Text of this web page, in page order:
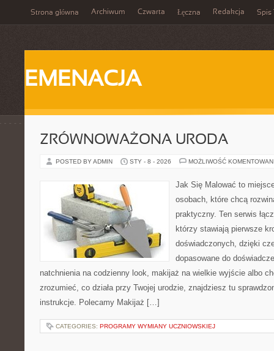
Strona główna Archiwum Czwarta Łęczna Redakcja Spis
EMENACJA
ZRÓWNOWAŻONA URODA
POSTED BY ADMIN STY - 8 - 2026 MOŻLIWOŚĆ
Jak Się Malować to
osobach, które chcą
praktyczny. Ten serwis
którzy stawiają pierwsze
doświadczonych, dzięki
dopasowane do
natchnienia na codzienny look, makijaż na wielkie wyjście albo
zrozumieć, co działa przy Twojej urodzie, znajdziesz tu
instrukcje. Polecamy Makijaż […]
CATEGORIES: PROGRAMY WYMIANY UCZNIOWSKIEJ